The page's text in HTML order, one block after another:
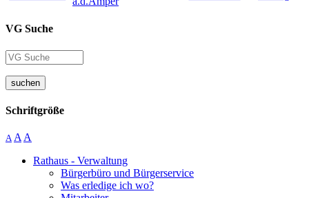
VG Suche
suchen
Schriftgröße
A A A
Rathaus - Verwaltung
Bürgerbüro und Bürgerservice
Was erledige ich wo?